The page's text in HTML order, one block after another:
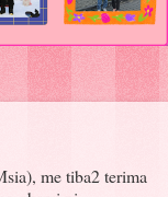
me tiba2 terima